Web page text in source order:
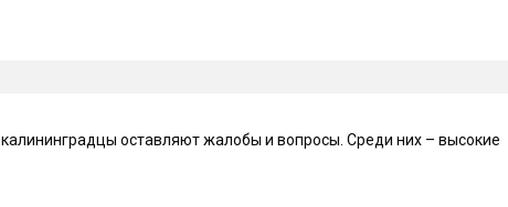
оставляют жалобы и вопросы. Среди них – высокие